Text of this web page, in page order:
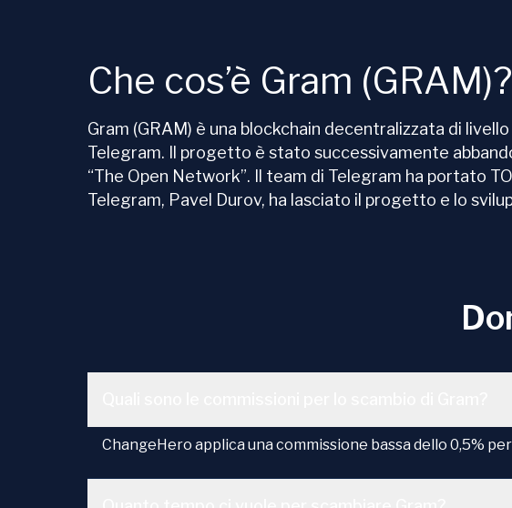
Che cos’è Gram (GRAM)?
Gram (GRAM) è una blockchain decentralizzata di
Telegram. Il progetto è stato successivamente
“The Open Network”. Il team di Telegram ha portato
Telegram, Pavel Durov, ha lasciato il progetto e lo
ChangeHero applica una commissione bassa dello 0,5%